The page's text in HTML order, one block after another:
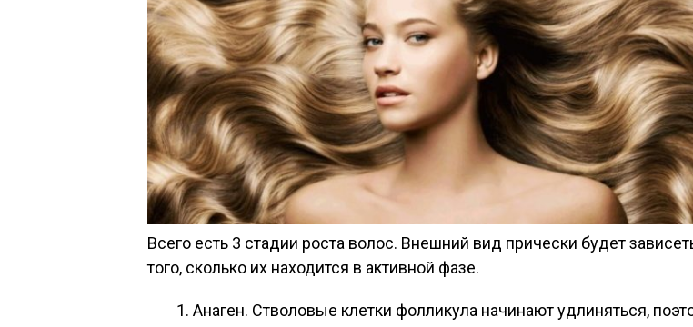
Всего есть 3 стадии роста волос. Внешний вид прически будет
того, сколько их находится в активной фазе.
Анаген. Стволовые клетки фолликула начинают удлиняться,